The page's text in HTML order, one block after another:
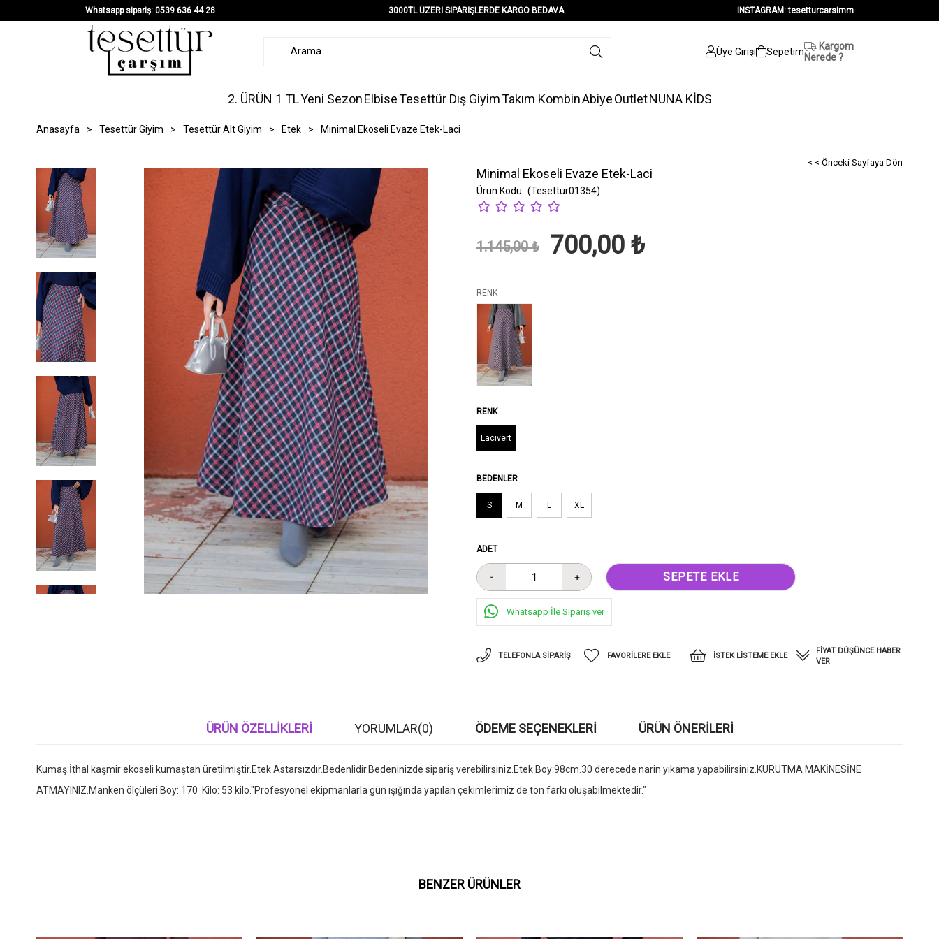
Whatsapp sipariş: 0539 636 44 28 3000TL ÜZERİ SİPARİŞLERDE KARGO BEDAVA INSTAGRAM: tesetturcarsimm
Üye Girişi Sepetim
Kargom
Nerede ?
2. ÜRÜN 1 TLYeni SezonElbiseTesettür Dış GiyimTakım KombinAbiyeOutletNUNA KİDS
Anasayfa > Tesettür Giyim > Tesettür Alt Giyim > Etek > Minimal Ekoseli Evaze Etek-Laci
< < Önceki Sayfaya Dön
Minimal Ekoseli Evaze Etek-Laci
(Tesettür01354)
1.145,00 ₺ 700,00 ₺
RENK
Lacivert
BEDENLER
S M L XL
ADET
Whatsapp İle Sipariş ver
TELEFONLA SIPARIŞ FAVORILERE EKLE İSTEK LISTEME EKLE
FIYAT DÜŞÜNCE HABER
VER
ÜRÜN ÖZELLIKLERI YORUMLAR(0) ÖDEME SEÇENEKLERI ÜRÜN ÖNERILERI
Kumaş:İthal kaşmir ekoseli kumaştan üretilmiştir.Etek Astarsızdır.Bedenlidir.Bedeninizde sipariş verebilirsiniz.Etek Boy:98cm.30 derecede narin yıkama yapabilirsiniz.KURUTMA MAKİNESİNE
ATMAYINIZ.Manken ölçüleri Boy: 170 Kilo: 53 kilo."Profesyonel ekipmanlarla gün ışığında yapılan çekimlerimiz de ton farkı oluşabilmektedir."
BENZER ÜRÜNLER